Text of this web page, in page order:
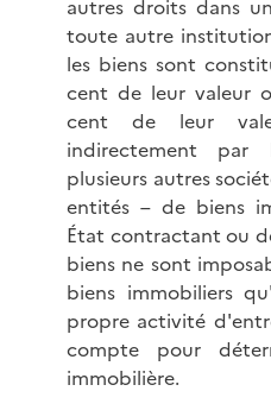
autres droits dans
toute autre
les biens sont
cent de leur valeur
cent de leur
indirectement par
plusieurs autres
entités – de biens
État contractant ou
biens ne sont
biens immobiliers
propre activité
compte pour
immobilière.